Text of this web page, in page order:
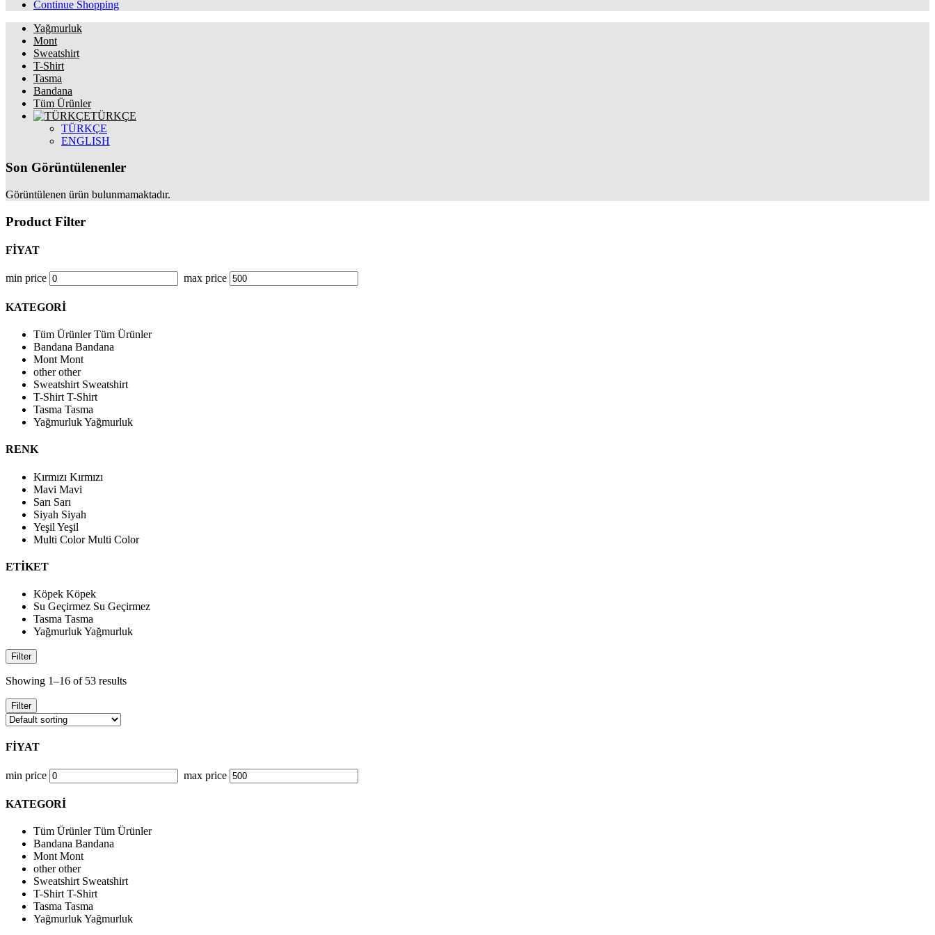
Continue Shopping
Yağmurluk
Mont
Sweatshirt
T-Shirt
Tasma
Bandana
Tüm Ürünler
TÜRKÇE
TÜRKÇE
ENGLISH
Son Görüntülenenler
Görüntülenen ürün bulunmamaktadır.
Product Filter
FİYAT
min price max price
KATEGORİ
Tüm ÜrünlerTüm Ürünler
Bandana Bandana
Mont Mont
otherother
Sweatshirt Sweatshirt
T-Shirt T-Shirt
Tasma Tasma
YağmurlukYağmurluk
RENK
Kırmızı Kırmızı
Mavi Mavi
Sarı Sarı
Siyah Siyah
Yeşil Yeşil
Multi ColorMulti Color
ETİKET
Köpek Köpek
Su Geçirmez Su Geçirmez
Tasma Tasma
YağmurlukYağmurluk
Filter
Showing 1–16 of 53 results
Filter
FİYAT
min price max price
KATEGORİ
Tüm ÜrünlerTüm Ürünler
Bandana Bandana
Mont Mont
otherother
Sweatshirt Sweatshirt
T-Shirt T-Shirt
Tasma Tasma
YağmurlukYağmurluk